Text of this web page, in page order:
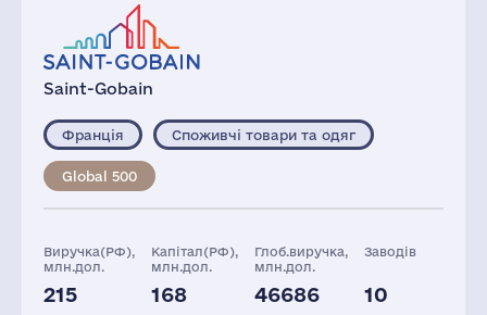
Saint-Gobain
Франція Споживчі товари та одяг
Global 500
Виручка(РФ),
млн.дол.
215
Капітал(РФ),
млн.дол.
168
Глоб.виручка,
млн.дол.
46686
Заводів
10